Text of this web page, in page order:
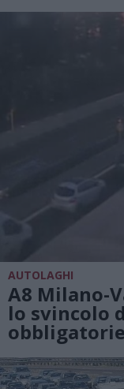
AUTOLAGHI
A8 Milano-
lo svincolo